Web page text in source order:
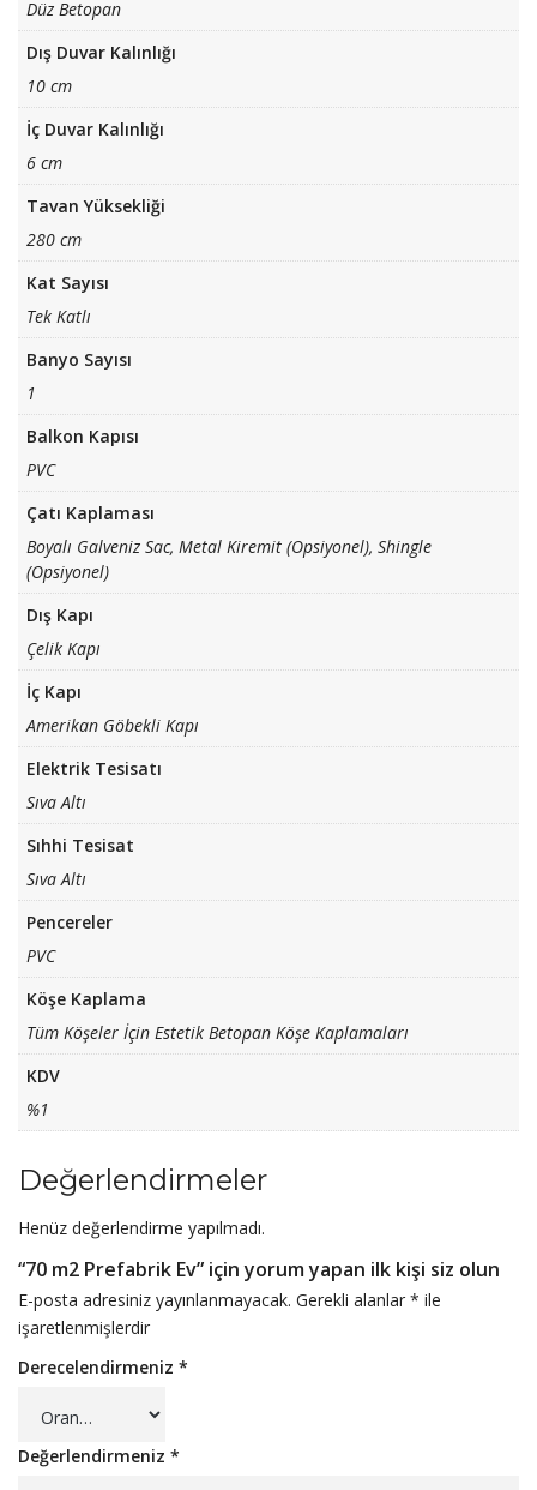
Düz Betopan
Dış Duvar Kalınlığı
10 cm
İç Duvar Kalınlığı
6 cm
Tavan Yüksekliği
280 cm
Kat Sayısı
Tek Katlı
Banyo Sayısı
1
Balkon Kapısı
PVC
Çatı Kaplaması
Boyalı Galveniz Sac, Metal Kiremit (Opsiyonel), Shingle
(Opsiyonel)
Dış Kapı
Çelik Kapı
İç Kapı
Amerikan Göbekli Kapı
Elektrik Tesisatı
Sıva Altı
Sıhhi Tesisat
Sıva Altı
Pencereler
PVC
Köşe Kaplama
Tüm Köşeler İçin Estetik Betopan Köşe Kaplamaları
KDV
%1
Değerlendirmeler
Henüz değerlendirme yapılmadı.
“70 m2 Prefabrik Ev” için yorum yapan ilk kişi siz olun
E-posta adresiniz yayınlanmayacak. Gerekli alanlar * ile
işaretlenmişlerdir
Derecelendirmeniz *
Değerlendirmeniz *